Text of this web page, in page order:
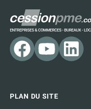
PLAN DU SITE